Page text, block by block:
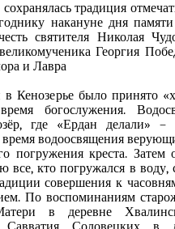
традиция
накануне дня
святителя Николая
Георгия
и Лавра
Кенозерье было принято
богослужения.
где «Ердан делали» –
водоосвящения
погружения креста. Затем
все, кто погружался в
совершения к
По воспоминаниям
в деревне